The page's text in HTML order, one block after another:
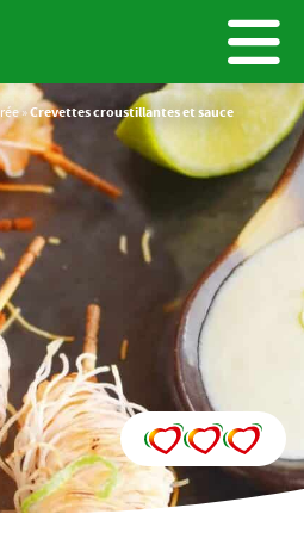
»Crevettes croustillantes et sauce